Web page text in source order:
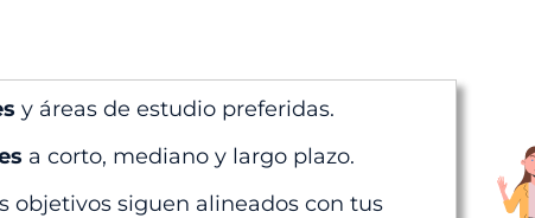
y áreas de estudio preferidas.
a corto, mediano y largo plazo.
objetivos siguen alineados con tus